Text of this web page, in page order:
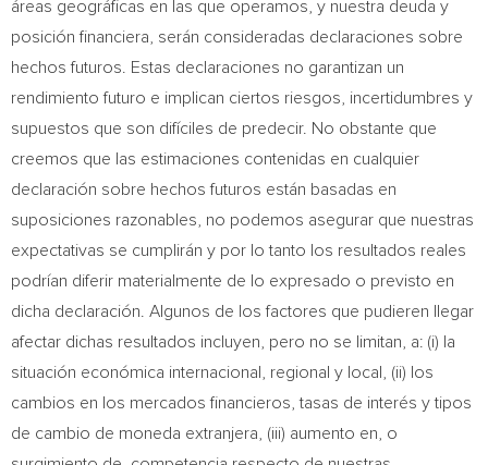
áreas geográficas en las que operamos, y nuestra deuda y
posición financiera, serán consideradas declaraciones sobre
hechos futuros. Estas declaraciones no garantizan un
rendimiento futuro e implican ciertos riesgos, incertidumbres y
supuestos que son difíciles de predecir. No obstante que
creemos que las estimaciones contenidas en cualquier
declaración sobre hechos futuros están basadas en
suposiciones razonables, no podemos asegurar que nuestras
expectativas se cumplirán y por lo tanto los resultados reales
podrían diferir materialmente de lo expresado o previsto en
dicha declaración. Algunos de los factores que pudieren llegar
afectar dichas resultados incluyen, pero no se limitan, a: (i) la
situación económica internacional, regional y local, (ii) los
cambios en los mercados financieros, tasas de interés y tipos
de cambio de moneda extranjera, (iii) aumento en, o